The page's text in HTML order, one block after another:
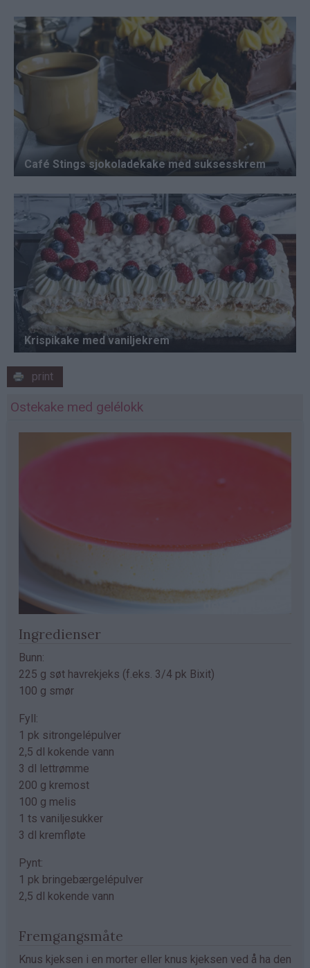
print
Ostekake med gelélokk
Ingredienser
Bunn:
225 g søt havrekjeks (f.eks. 3/4 pk Bixit)
100 g smør
Fyll:
1 pk sitrongelépulver
2,5 dl kokende vann
3 dl lettrømme
200 g kremost
100 g melis
1 ts vaniljesukker
3 dl kremfløte
Pynt:
1 pk bringebærgelépulver
2,5 dl kokende vann
Fremgangsmåte
Knus kjeksen i en morter eller knus kjeksen ved å ha den